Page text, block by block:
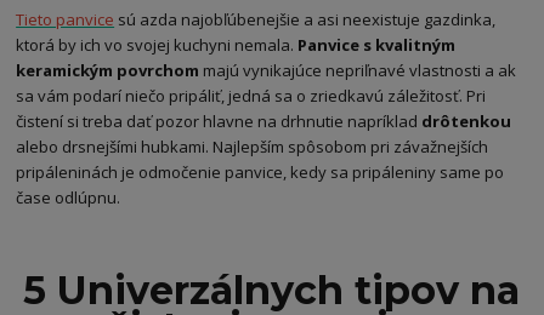
Tieto panvice sú azda najobľúbenejšie a asi neexistuje gazdinka,
ktorá by ich vo svojej kuchyni nemala. Panvice s kvalitným
keramickým povrchom majú vynikajúce nepriľnavé vlastnosti a ak
sa vám podarí niečo pripáliť, jedná sa o zriedkavú záležitosť. Pri
čistení si treba dať pozor hlavne na drhnutie napríklad drôtenkou
alebo drsnejšími hubkami. Najlepším spôsobom pri závažnejších
pripáleninách je odmočenie panvice, kedy sa pripáleniny same po
čase odlúpnu.
5 Univerzálnych tipov na